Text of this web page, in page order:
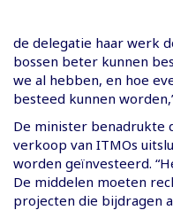
de delegatie haar werk
bossen beter kunnen
we al hebben, en hoe
besteed kunnen
De minister benadrukte
verkoop van ITMOs
worden geïnvesteerd.
De middelen moeten
projecten die bijdragen